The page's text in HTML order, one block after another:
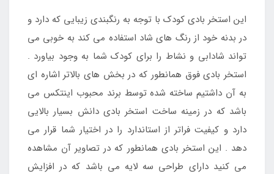
این استخر بادی کودک با توجه به رنگبندی زیبایی که دارد و
در بدنه خود از رنگ های شاد استفاده می کند به خوبی می
تواند شادابی و نشاط را برای کودک شما به وجود بیاورد .
استخر بادی فوق همانطور که در بخش های بالاتر اشاره ای
به آن داشتیم ساخته شده توسط برند محبوب اینتکس می
باشد که در زمینه ساخت استخر بادی دانش بسیار بالایی
دارد و کیفیت فراتر از استاندارد را در اختیار شما قرار می
دهد . این استخر بادی همانطور که در تصاویر آن مشاهده
می کنید دارای طراحی سه لایه می باشد که در افزایش